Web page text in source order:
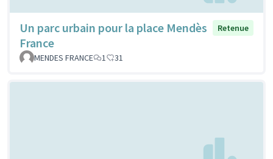
Un parc urbain pour la place Mendès
France
Retenue
MENDES FRANCE 1 31